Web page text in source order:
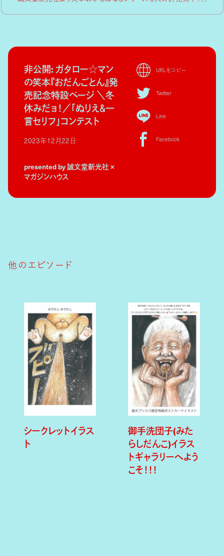
非公開: ガタロー☆マン
の笑本『おだんごとん』発
売記念特設ページ ＼冬
休みだョ！／「ぬりえ＆一
言セリフ」コンテスト
2023年12月22日
presented by 誠文堂新光社 ×
マガジンハウス
URLをコピー
Twitter
Line
Facebook
他のエピソード
シークレットイラス
ト
御手洗団子(みた
らしだんこ)イラス
トギャラリーへよう
こそ！！！